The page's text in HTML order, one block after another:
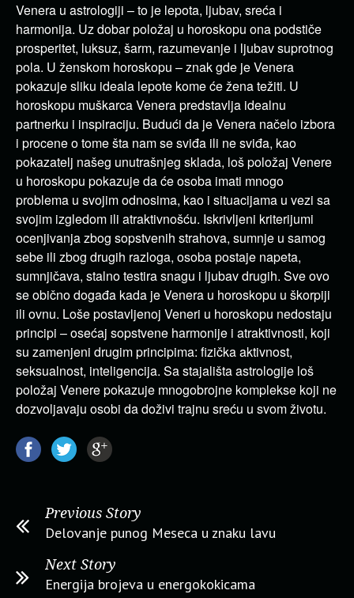
Venera u astrologiji – to je lepota, ljubav, sreća i
harmonija. Uz dobar položaj u horoskopu ona podstiče
prosperitet, luksuz, šarm, razumevanje i ljubav suprotnog
pola. U ženskom horoskopu – znak gde je Venera
pokazuje sliku ideala lepote kome će žena težiti. U
horoskopu muškarca Venera predstavlja idealnu
partnerku i inspiraciju. Budući da je Venera načelo izbora
i procene o tome šta nam se sviđa ili ne sviđa, kao
pokazatelj našeg unutrašnjeg sklada, loš položaj Venere
u horoskopu pokazuje da će osoba imati mnogo
problema u svojim odnosima, kao i situacijama u vezi sa
svojim izgledom ili atraktivnošću. Iskrivljeni kriterijumi
ocenjivanja zbog sopstvenih strahova, sumnje u samog
sebe ili zbog drugih razloga, osoba postaje napeta,
sumnjičava, stalno testira snagu i ljubav drugih. Sve ovo
se obično događa kada je Venera u horoskopu u škorpiji
ili ovnu. Loše postavljenoj Veneri u horoskopu nedostaju
principi – osećaj sopstvene harmonije i atraktivnosti, koji
su zamenjeni drugim principima: fizička aktivnost,
seksualnost, inteligencija. Sa stajališta astrologije loš
položaj Venere pokazuje mnogobrojne komplekse koji ne
dozvoljavaju osobi da doživi trajnu sreću u svom životu.
Previous Story
Delovanje punog Meseca u znaku lavu
Next Story
Energija brojeva u energokokicama